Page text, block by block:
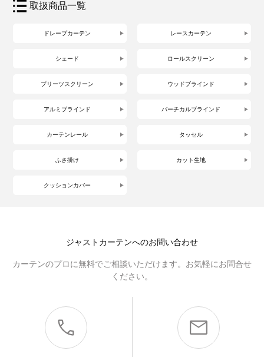
取扱商品一覧
ドレープカーテン レースカーテン
シェード ロールスクリーン
プリーツスクリーン ウッドブラインド
アルミブラインド バーチカルブラインド
カーテンレール タッセル
ふさ掛け カット生地
クッションカバー
ジャストカーテンへのお問い合わせ
カーテンのプロに無料でご相談いただけます。お気軽にお問合せ
ください。